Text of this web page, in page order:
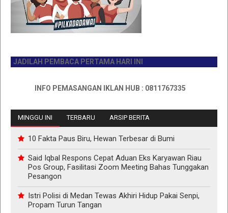
PEMBACA PERTAMA HARI INI
INFO PEMASANGAN IKLAN HUB : 0811767335
MINGGU INI TERBARU ARSIP BERITA
10 Fakta Paus Biru, Hewan Terbesar di Bumi
Said Iqbal Respons Cepat Aduan Eks Karyawan Riau
Pos Group, Fasilitasi Zoom Meeting Bahas Tunggakan
Pesangon
Istri Polisi di Medan Tewas Akhiri Hidup Pakai Senpi,
Propam Turun Tangan